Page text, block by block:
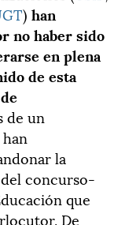
) han
no haber sido
en plena
de esta
de un
la
concurso-
que
De